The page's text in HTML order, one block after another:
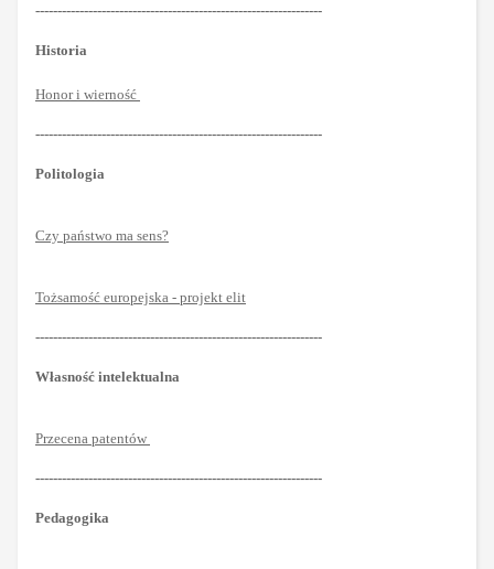
-----------------------------------------------------------------
Historia
Honor i wierność
-----------------------------------------------------------------
Politologia
Czy państwo ma sens?
Tożsamość europejska - projekt elit
-----------------------------------------------------------------
Własność intelektualna
Przecena patentów
-----------------------------------------------------------------
Pedagogika